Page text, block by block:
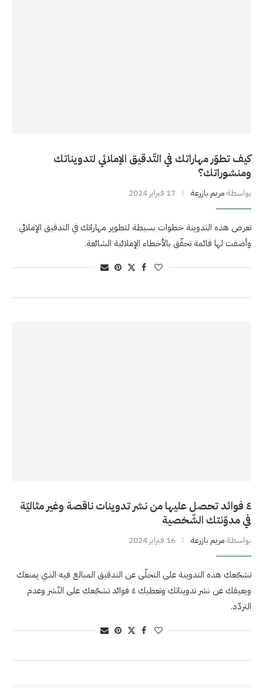
كيف تطوّر مهاراتك في التّدقيق الإملائي لتدويناتك
ومنشوراتك؟
بواسطةمريم بازرعة 17 فبراير 2024
تعرض هذه التدوينة خطوات بسيطة لتطوير مهاراتك في التدقيق الإملائي
وأضفت لها قائمة تحقّق بالأخطاء الإملائية الشائعة.
٤ فوائد تحصل عليها من نشر تدوينات ناقصة وغير مثاليّة
في مدوّنتك الشّخصية
بواسطةمريم بازرعة 16 فبراير 2024
تشجّعك هذه التدوينة على التخلّى عن التدقيق المبالغ فيه الذي يمنعك
ويعيقك عن نشر تدويناتك وتعطيك ٤ فوائد تشجّعك على النّشر وعدم
التردّد.